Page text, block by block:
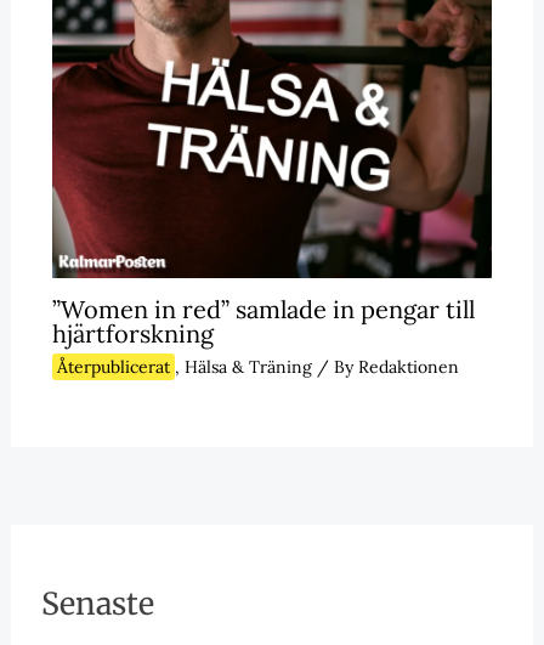
”Women in red” samlade in pengar till
hjärtforskning
Återpublicerat , Hälsa & Träning/ ByRedaktionen
Senaste